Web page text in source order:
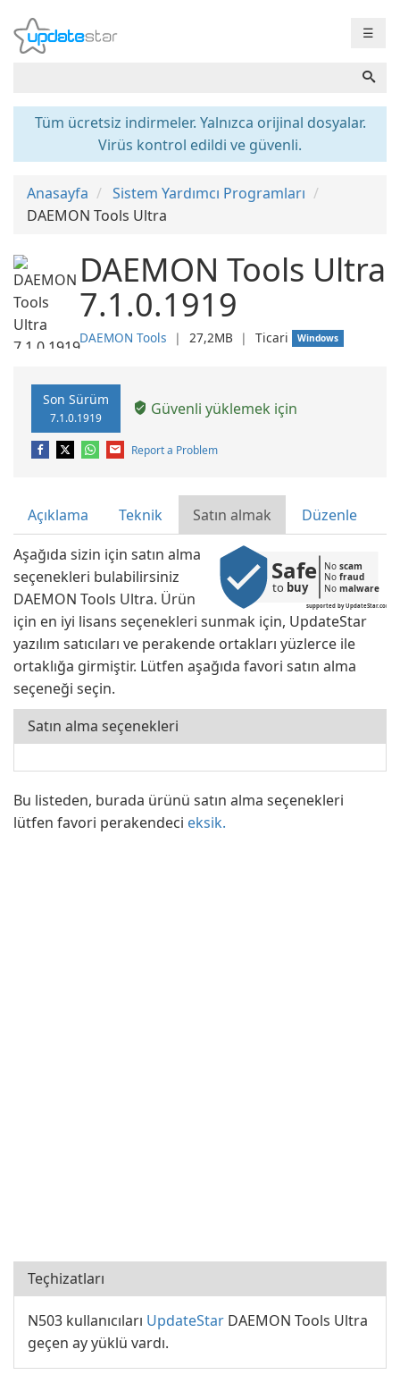
☰
Tüm ücretsiz indirmeler. Yalnızca orijinal dosyalar.
Virüs kontrol edildi ve güvenli.
Anasayfa
Sistem Yardımcı Programları
DAEMON Tools Ultra
DAEMON Tools Ultra
7.1.0.1919
DAEMON Tools ❘ 27,2MB ❘ Ticari Windows
Son Sürüm
7.1.0.1919 Güvenli yüklemek için
Report a Problem
Açıklama Teknik Satın almak Düzenle
supported by UpdateStar.com
Safe
to buy
No scam
No fraud
No malware
Aşağıda sizin için satın alma
seçenekleri bulabilirsiniz
DAEMON Tools Ultra. Ürün
için en iyi lisans seçenekleri sunmak için, UpdateStar
yazılım satıcıları ve perakende ortakları yüzlerce ile
ortaklığa girmiştir. Lütfen aşağıda favori satın alma
seçeneği seçin.
Satın alma seçenekleri
Bu listeden, burada ürünü satın alma seçenekleri
lütfen favori perakendeci eksik.
Teçhizatları
N503 kullanıcıları UpdateStar DAEMON Tools Ultra
geçen ay yüklü vardı.